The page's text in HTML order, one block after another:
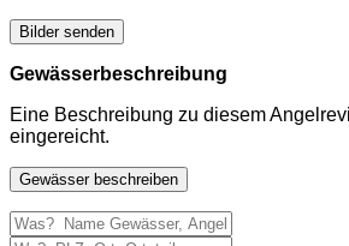
Bilder senden
Gewässerbeschreibung
Eine Beschreibung zu diesem
eingereicht.
Gewässer beschreiben